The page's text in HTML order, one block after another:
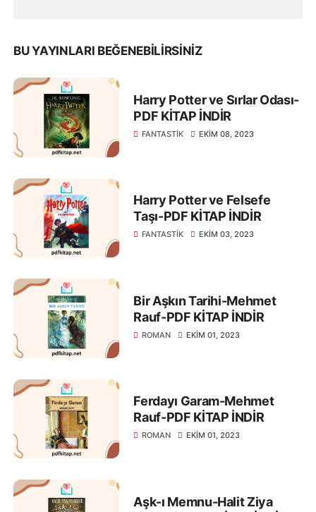
BU YAYINLARI BEĞENEBILIRSINIZ
Harry Potter ve Sırlar Odası-
PDF KİTAP İNDİR
FANTASTIK EKIM 08, 2023
Harry Potter ve Felsefe
Taşı-PDF KİTAP İNDİR
FANTASTIK EKIM 03, 2023
Bir Aşkın Tarihi-Mehmet
Rauf-PDF KİTAP İNDİR
ROMAN EKIM 01, 2023
Ferdayı Garam-Mehmet
Rauf-PDF KİTAP İNDİR
ROMAN EKIM 01, 2023
Aşk-ı Memnu-Halit Ziya